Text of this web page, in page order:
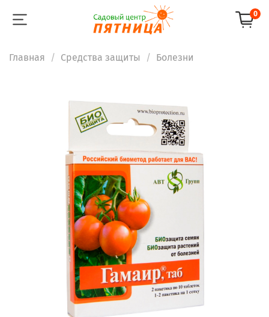
0
Главная Средства защиты Болезни